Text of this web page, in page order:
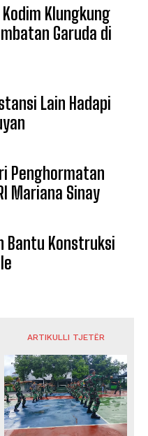
Klungkung
Garuda di
Lain Hadapi
Penghormatan
Mariana Sinay
Bantu Konstruksi
ARTIKULLI TJETËR